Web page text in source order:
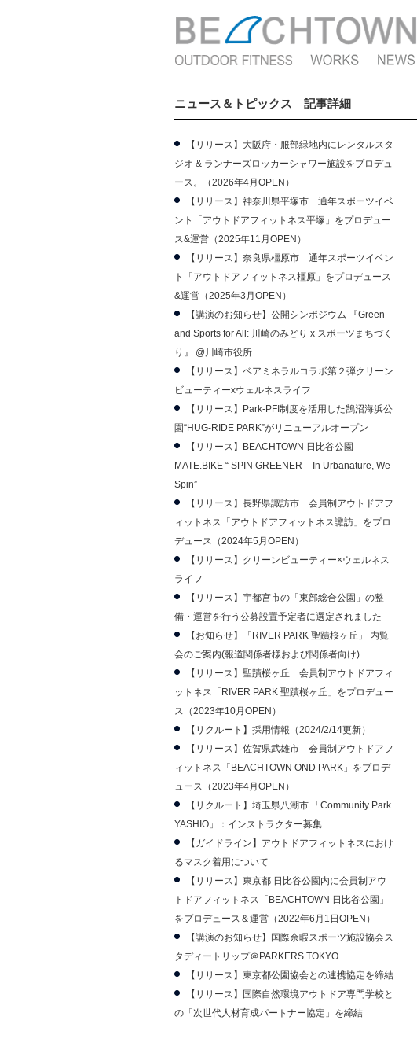
ニュース＆トピックス 記事詳細
【リリース】大阪府・服部緑地内にレンタルスタ
ジオ & ランナーズロッカーシャワー施設をプロデュ
ース。（2026年4月OPEN）
【リリース】神奈川県平塚市 通年スポーツイベ
ント「アウトドアフィットネス平塚」をプロデュー
ス&運営（2025年11月OPEN）
【リリース】奈良県橿原市 通年スポーツイベン
ト「アウトドアフィットネス橿原」をプロデュース
&運営（2025年3月OPEN）
【講演のお知らせ】公開シンポジウム 『Green
and Sports for All: 川崎のみどり x スポーツまちづく
り』 @川崎市役所
【リリース】ベアミネラルコラボ第２弾クリーン
ビューティーxウェルネスライフ
【リリース】Park-PFI制度を活用した鵠沼海浜公
園“HUG-RIDE PARK”がリニューアルオープン
【リリース】BEACHTOWN 日比谷公園
MATE.BIKE “ SPIN GREENER – In Urbanature, We
Spin”
【リリース】長野県諏訪市 会員制アウトドアフ
ィットネス「アウトドアフィットネス諏訪」をプロ
デュース（2024年5月OPEN）
【リリース】クリーンビューティー×ウェルネス
ライフ
【リリース】宇都宮市の「東部総合公園」の整
備・運営を行う公募設置予定者に選定されました
【お知らせ】「RIVER PARK 聖蹟桜ヶ丘」 内覧
会のご案内(報道関係者様および関係者向け)
【リリース】聖蹟桜ヶ丘 会員制アウトドアフィ
ットネス「RIVER PARK 聖蹟桜ヶ丘」をプロデュー
ス（2023年10月OPEN）
【リクルート】採用情報（2024/2/14更新）
【リリース】佐賀県武雄市 会員制アウトドアフ
ィットネス「BEACHTOWN OND PARK」をプロデ
ュース（2023年4月OPEN）
【リクルート】埼玉県八潮市 「Community Park
YASHIO」：インストラクター募集
【ガイドライン】アウトドアフィットネスにおけ
るマスク着用について
【リリース】東京都 日比谷公園内に会員制アウ
トドアフィットネス「BEACHTOWN 日比谷公園」
をプロデュース＆運営（2022年6月1日OPEN）
【講演のお知らせ】国際余暇スポーツ施設協会ス
タディートリップ＠PARKERS TOKYO
【リリース】東京都公園協会との連携協定を締結
【リリース】国際自然環境アウトドア専門学校と
の「次世代人材育成パートナー協定」を締結